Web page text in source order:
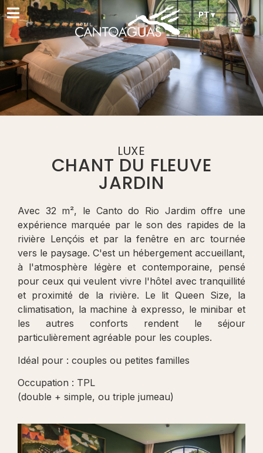
PT ▾
LUXE
CHANT DU FLEUVE
JARDIN
Avec 32 m², le Canto do Rio Jardim offre une
expérience marquée par le son des rapides de la
rivière Lençóis et par la fenêtre en arc tournée
vers le paysage. C'est un hébergement accueillant,
à l'atmosphère légère et contemporaine, pensé
pour ceux qui veulent vivre l'hôtel avec tranquillité
et proximité de la rivière. Le lit Queen Size, la
climatisation, la machine à expresso, le minibar et
les autres conforts rendent le séjour
particulièrement agréable pour les couples.
Idéal pour : couples ou petites familles
Occupation : TPL
(double + simple, ou triple jumeau)